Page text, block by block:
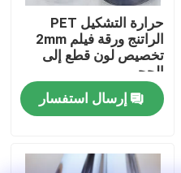
حرارة التشكيل PET
الراتنج ورقة فيلم 2mm
تخصيص لون قطع إلى
الحجم
إرسال استفسار